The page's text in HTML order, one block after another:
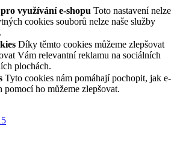
využívání e-shopu Toto nastavení nelze
cookies souborů nelze naše služby
Díky těmto cookies můžeme zlepšovat
Vám relevantní reklamu na sociálních
plochách.
Tyto cookies nám pomáhají pochopit, jak e-
pomocí ho můžeme zlepšovat.